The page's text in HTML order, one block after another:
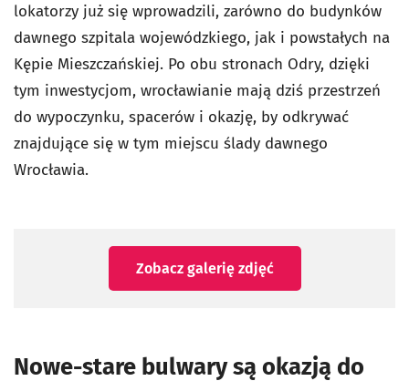
lokatorzy już się wprowadzili, zarówno do budynków
dawnego szpitala wojewódzkiego, jak i powstałych na
Kępie Mieszczańskiej. Po obu stronach Odry, dzięki
tym inwestycjom, wrocławianie mają dziś przestrzeń
do wypoczynku, spacerów i okazję, by odkrywać
znajdujące się w tym miejscu ślady dawnego
Wrocławia.
Zobacz galerię zdjęć
Nowe-stare bulwary są okazją do